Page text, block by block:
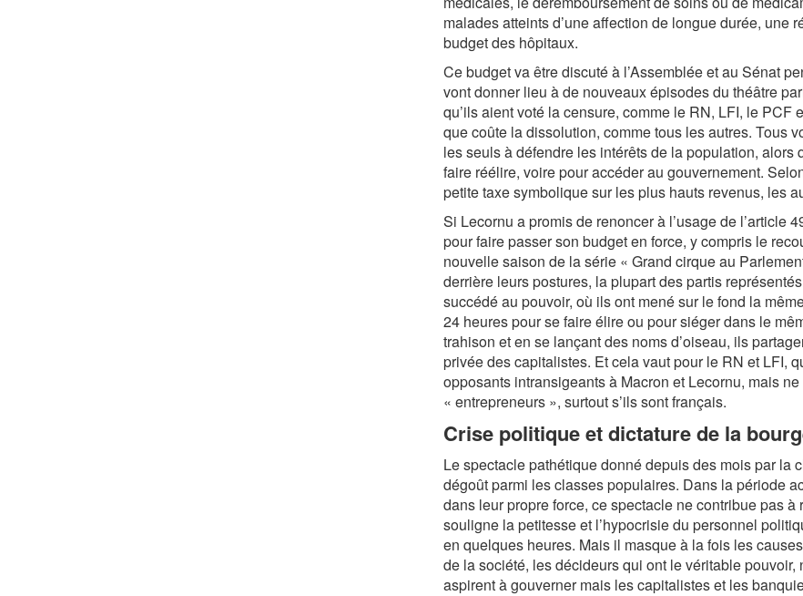
malades atteints d’une affection de longue durée, une
budget des hôpitaux.
Ce budget va être discuté à l’Assemblée et au Sénat
vont donner lieu à de nouveaux épisodes du théâtre
qu’ils aient voté la censure, comme le RN, LFI, le
que coûte la dissolution, comme tous les autres. Tous
les seuls à défendre les intérêts de la population,
faire réélire, voire pour accéder au gouvernement.
petite taxe symbolique sur les plus hauts revenus, les
Si Lecornu a promis de renoncer à l’usage de l’article
pour faire passer son budget en force, y compris le
nouvelle saison de la série « Grand cirque au
derrière leurs postures, la plupart des partis
succédé au pouvoir, où ils ont mené sur le fond la
24 heures pour se faire élire ou pour siéger dans le
trahison et en se lançant des noms d’oiseau, ils
privée des capitalistes. Et cela vaut pour le RN et LFI,
opposants intransigeants à Macron et Lecornu, mais
« entrepreneurs », surtout s’ils sont français.
Crise politique et dictature de la
Le spectacle pathétique donné depuis des mois par la
dégoût parmi les classes populaires. Dans la période
dans leur propre force, ce spectacle ne contribue pas
souligne la petitesse et l’hypocrisie du personnel
en quelques heures. Mais il masque à la fois les
de la société, les décideurs qui ont le véritable
aspirent à gouverner mais les capitalistes et les